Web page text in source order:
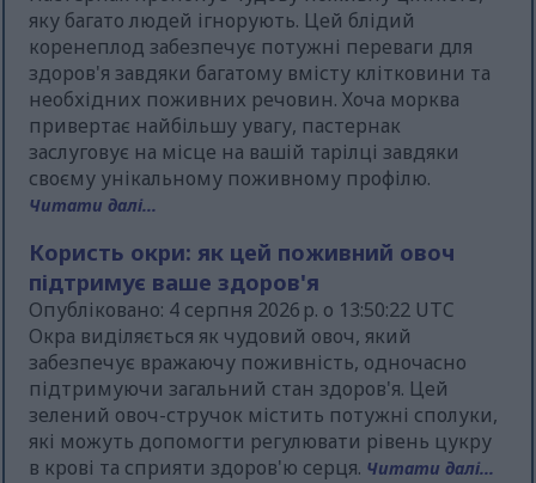
яку багато людей ігнорують. Цей блідий
коренеплод забезпечує потужні переваги для
здоров'я завдяки багатому вмісту клітковини та
необхідних поживних речовин. Хоча морква
привертає найбільшу увагу, пастернак
заслуговує на місце на вашій тарілці завдяки
своєму унікальному поживному профілю.
Читати далі...
Користь окри: як цей поживний овоч
підтримує ваше здоров'я
Опубліковано: 4 серпня 2026 р. о 13:50:22 UTC
Окра виділяється як чудовий овоч, який
забезпечує вражаючу поживність, одночасно
підтримуючи загальний стан здоров'я. Цей
зелений овоч-стручок містить потужні сполуки,
які можуть допомогти регулювати рівень цукру
в крові та сприяти здоров'ю серця. Читати далі...